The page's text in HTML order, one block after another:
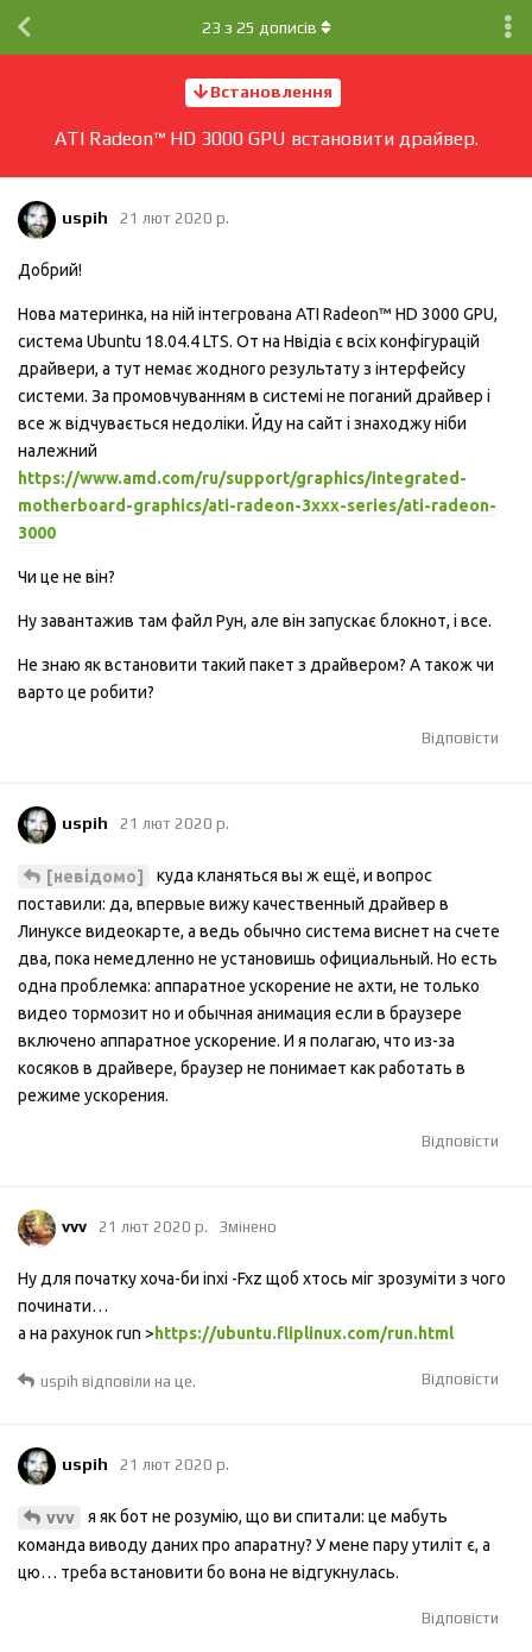
Встановлення
ATI Radeon™ HD 3000 GPU встановити драйвер.
23 з 25 дописів
uspih 21 лют 2020 р.
Добрий!
Нова материнка, на ній інтегрована ATI Radeon™ HD 3000 GPU,
система Ubuntu 18.04.4 LTS. От на Нвідіа є всіх конфігурацій
драйвери, а тут немає жодного результату з інтерфейсу
системи. За промовчуванням в системі не поганий драйвер і
все ж відчувається недоліки. Йду на сайт і знаходжу ніби
належний
https://www.amd.com/ru/support/graphics/integrated-
motherboard-graphics/ati-radeon-3xxx-series/ati-radeon-
3000
Чи це не він?
Ну завантажив там файл Рун, але він запускає блокнот, і все.
Не знаю як встановити такий пакет з драйвером? А також чи
варто це робити?
Відповісти
uspih 21 лют 2020 р.
[невідомо]
куда кланяться вы ж ещё, и вопрос
поставили: да, впервые вижу качественный драйвер в
Линуксе видеокарте, а ведь обычно система виснет на счете
два, пока немедленно не установишь официальный. Но есть
одна проблемка: аппаратное ускорение не ахти, не только
видео тормозит но и обычная анимация если в браузере
включено аппаратное ускорение. И я полагаю, что из-за
косяков в драйвере, браузер не понимает как работать в
режиме ускорения.
Відповісти
vvv 21 лют 2020 р. Змінено
Ну для початку хоча-би inxi -Fxz щоб хтось міг зрозуміти з чого
починати…
а на рахунок run > https://ubuntu.fliplinux.com/run.html
Відповісти
uspih відповіли на це.
uspih 21 лют 2020 р.
vvv
я як бот не розумію, що ви спитали: це мабуть
команда виводу даних про апаратну? У мене пару утиліт є, а
цю… треба встановити бо вона не відгукнулась.
Відповісти